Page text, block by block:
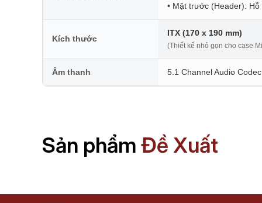
• Mặt trước (Header):
Kích thước
ITX (170 x 190 mm)
(Thiết kế nhỏ gọn cho case
Âm thanh 5.1 Channel Audio Codec
Sản phẩm Đề Xuất